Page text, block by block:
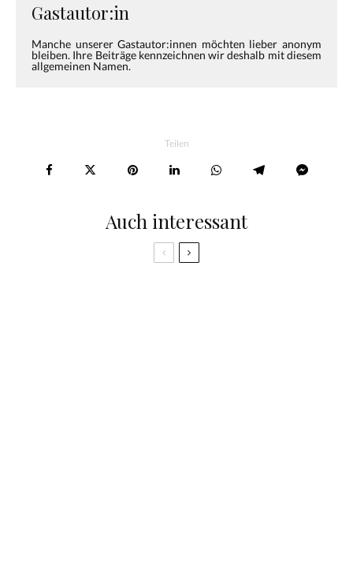
Gastautor:in
Manche unserer Gastautor:innen möchten lieber anonym
bleiben. Ihre Beiträge kennzeichnen wir deshalb mit diesem
allgemeinen Namen.
Teilen
Auch interessant